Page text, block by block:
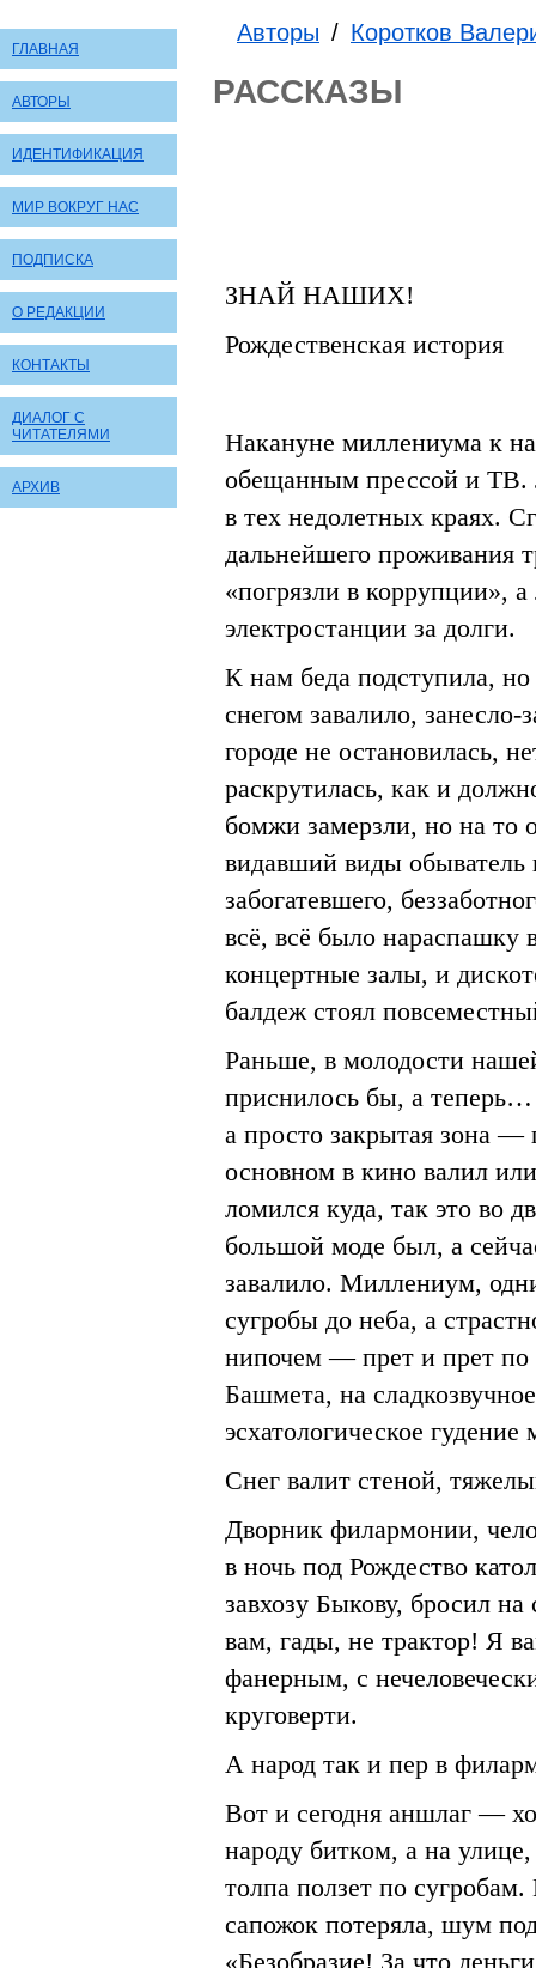
ГЛАВНАЯ
АВТОРЫ
ИДЕНТИФИКАЦИЯ
МИР ВОКРУГ НАС
ПОДПИСКА
О РЕДАКЦИИ
КОНТАКТЫ
ДИАЛОГ С
ЧИТАТЕЛЯМИ
АРХИВ
Авторы / Коротков
РАССКАЗЫ
ЗНАЙ НАШИХ!
Рождественская история
Накануне миллениума к
обещанным прессой и ТВ.
в тех недолетных краях.
дальнейшего проживания
«погрязли в коррупции»,
электростанции за долги.
К нам беда подступила,
снегом завалило,
городе не остановилась,
раскрутилась, как и
бомжи замерзли, но на
видавший виды обыватель
забогатевшего,
всё, всё было нараспашку
концертные залы, и
балдеж стоял
Раньше, в молодости
приснилось бы, а теперь…
а просто закрытая зона —
основном в кино валил
ломился куда, так это во
большой моде был, а
завалило. Миллениум,
сугробы до неба, а
нипочем — прет и прет по
Башмета, на
эсхатологическое гудение
Снег валит стеной,
Дворник филармонии,
в ночь под Рождество
завхозу Быкову, бросил
вам, гады, не трактор! Я
фанерным, с
круговерти.
А народ так и пер в
Вот и сегодня аншлаг —
народу битком, а на
толпа ползет по
сапожок потеряла, шум
«Безобразие! За что